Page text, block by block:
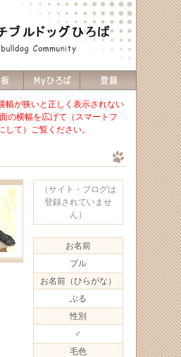
幅が狭いと正しく表示されない
の横幅を広げて（スマートフ
して）ご覧ください。
（サイト・ブログは
登録されていませ
ん）
お名前
ブル
お名前（ひらがな）
ぶる
性別
♂
毛色